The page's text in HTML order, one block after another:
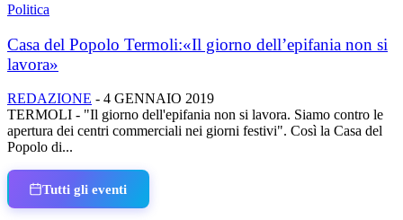
Politica
Casa del Popolo Termoli:«Il giorno dell’epifania non si
lavora»
REDAZIONE - 4 GENNAIO 2019
TERMOLI - "Il giorno dell'epifania non si lavora. Siamo contro le
apertura dei centri commerciali nei giorni festivi". Così la Casa del
Popolo di...
Tutti gli eventi